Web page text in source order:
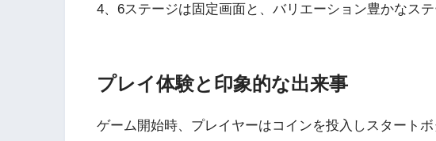
4、6ステージは固定画面と、バリエーション豊かなステ
プレイ体験と印象的な出来事
ゲーム開始時、プレイヤーはコインを投入しスタート